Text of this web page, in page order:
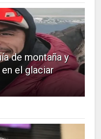
de montaña y
en el glaciar